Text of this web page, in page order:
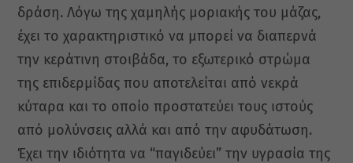
δράση. Λόγω της χαμηλής μοριακής του μάζας,
έχει το χαρακτηριστικό να μπορεί να διαπερνά
την κεράτινη στοιβάδα, το εξωτερικό στρώμα
της επιδερμίδας που αποτελείται από νεκρά
κύταρα και το οποίο προστατεύει τους ιστούς
από μολύνσεις αλλά και από την αφυδάτωση.
Έχει την ιδιότητα να “παγιδεύει” την υγρασία της